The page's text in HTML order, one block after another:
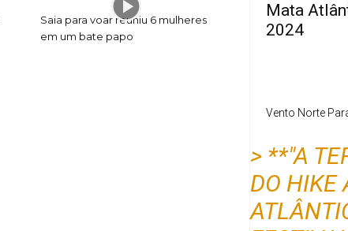
Saia para voar reuniu 6 mulheres
em um bate papo
Mata
2024
Vento Norte
> **"A
DO HIKE